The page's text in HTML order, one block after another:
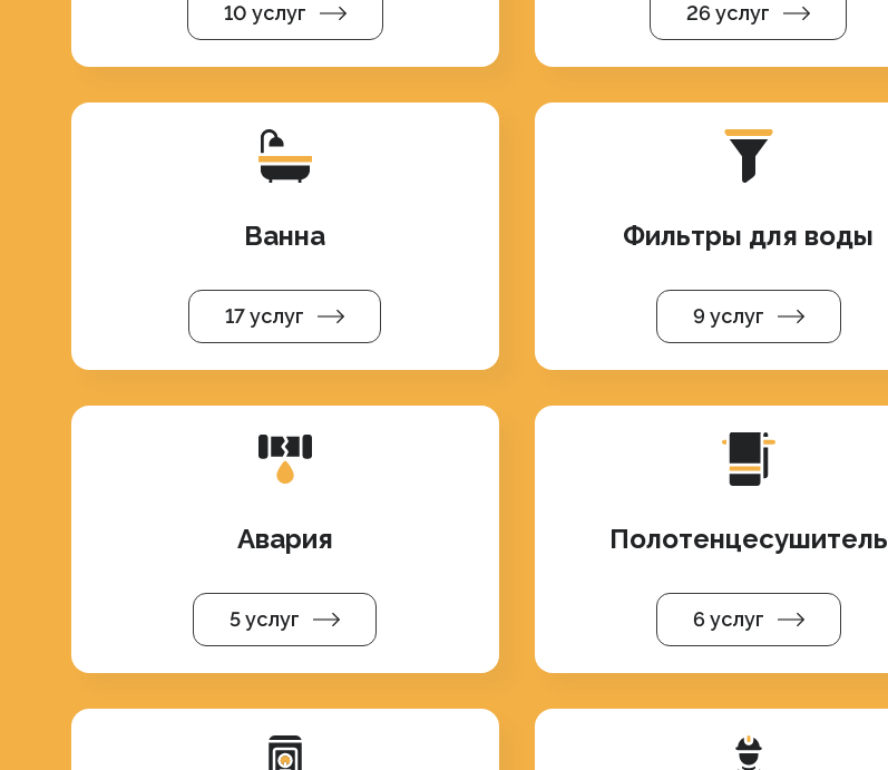
10 услуг 26 услуг
Ванна
17 услуг
Фильтры для воды
9 услуг
Авария
5 услуг
Полотенцесушитель
6 услуг